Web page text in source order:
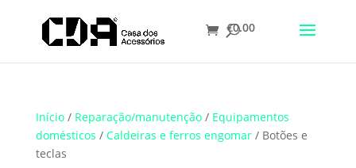
Translate
€0.00
Início/ Reparação/manutenção/ Equipamentos
domésticos / Caldeiras e ferros engomar/ Botões e
teclas